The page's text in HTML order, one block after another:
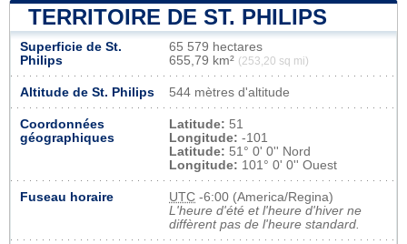
TERRITOIRE DE ST. PHILIPS
Superficie de St.
Philips
65 579 hectares
655,79 km² (253,20 sq mi)
Altitude de St. Philips 544 mètres d'altitude
Coordonnées
géographiques
Latitude: 51
Longitude: -101
Latitude: 51° 0' 0'' Nord
Longitude: 101° 0' 0'' Ouest
Fuseau horaire UTC -6:00 (America/Regina)
L'heure d'été et l'heure d'hiver ne
diffèrent pas de l'heure standard.